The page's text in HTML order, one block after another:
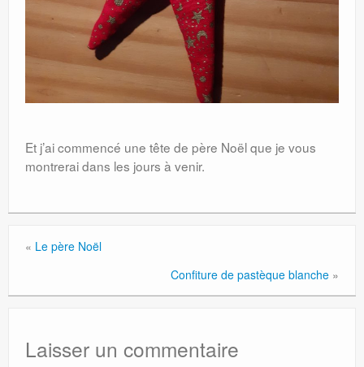
Et j’ai commencé une tête de père Noël que je vous
montrerai dans les jours à venir.
« Le père Noël
Confiture de pastèque blanche »
Laisser un commentaire